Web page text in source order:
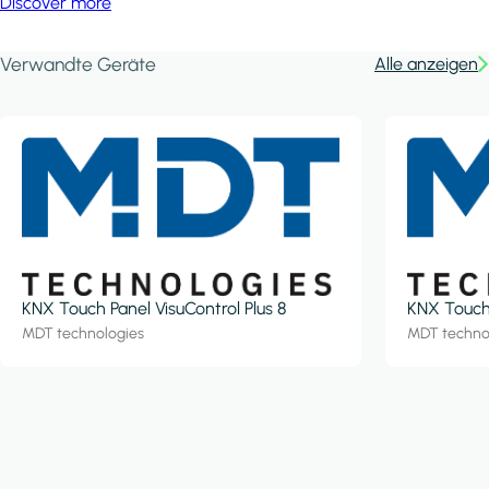
Verwandte Geräte Alle anzeigen
KNX Touch Panel VisuControl Plus 8
MDT technologies
KNX
MDT